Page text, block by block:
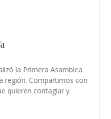
la Primera Asamblea
región. Compartimos con
quieren contagiar y